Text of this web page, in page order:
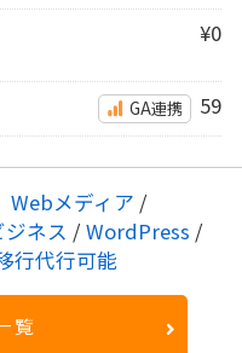
¥0
GA連携 59
Webメディア /
ジネス / WordPress /
行代行可能
覧